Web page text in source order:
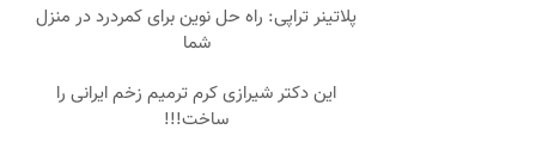
پلاتینر تراپی: راه حل نوین برای کمردرد در منزل
شما
این دکتر شیرازی کرم ترمیم زخم ایرانی را
ساخت!!!